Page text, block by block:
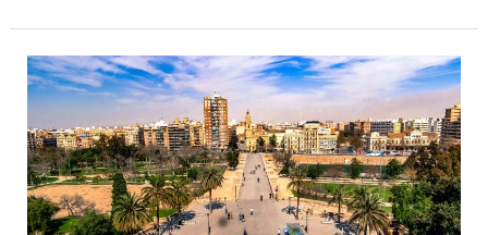
en
Valencia:
zonas
recomendadas
por
una
local